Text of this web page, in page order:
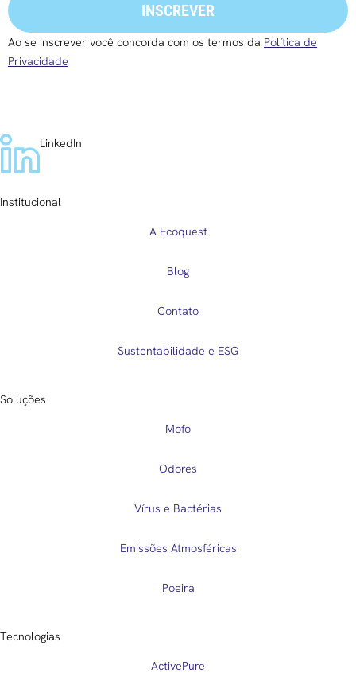
INSCREVER
Ao se inscrever você concorda com os termos da Política de
Privacidade
LinkedIn
Institucional
A Ecoquest
Blog
Contato
Sustentabilidade e ESG
Soluções
Mofo
Odores
Vírus e Bactérias
Emissões Atmosféricas
Poeira
Tecnologias
ActivePure